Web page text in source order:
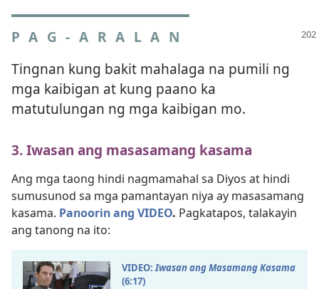
PAG-ARALAN
Tingnan kung bakit mahalaga na pumili ng
mga kaibigan at kung paano ka
matutulungan ng mga kaibigan mo.
3. Iwasan ang masasamang kasama
Ang mga taong hindi nagmamahal sa Diyos at hindi
sumusunod sa mga pamantayan niya ay masasamang
kasama. Panoorin ang VIDEO. Pagkatapos, talakayin
ang tanong na ito:
VIDEO:Iwasan ang Masamang Kasama
(6:​17)